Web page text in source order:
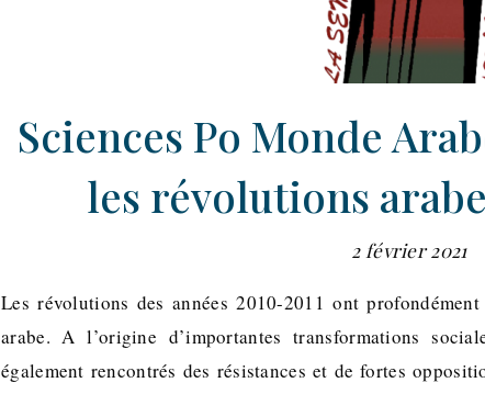
Sciences Po Monde
les révolutions
2 février 2021
Les révolutions des années 2010-2011 ont
arabe. A l’origine d’importantes transformations
également rencontrés des résistances et de fortes